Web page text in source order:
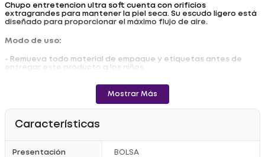
Chupo entretencion ultra soft cuenta con orificios
extragrandes para mantener la piel seca. Su escudo ligero está
diseñado para proporcionar el máximo flujo de aire.
Modo de uso:
- Remueva todo material de empaque y etiquetas antes de
entregar este producto a los niños.
- Esterilízalo y guárdalo en una práctica funda
- No comestible.
- Utilizar bajo la vigilancia de un adulto.
Mostrar Más
Características
Presentación BOLSA